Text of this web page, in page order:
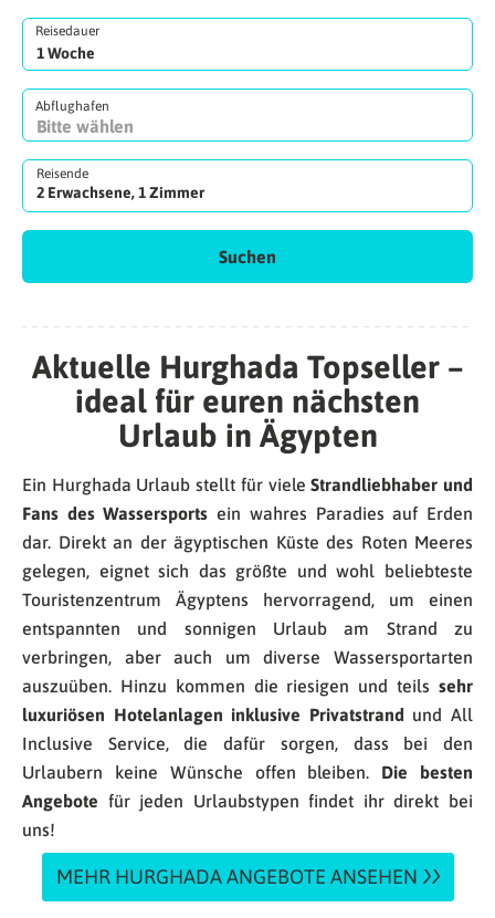
Reisedauer
Abflughafen
Reisende
2 Erwachsene, 1 Zimmer
Suchen
Aktuelle Hurghada Topseller –
ideal für euren nächsten
Urlaub in Ägypten
Ein Hurghada Urlaub stellt für viele Strandliebhaber und
Fans des Wassersports ein wahres Paradies auf Erden
dar. Direkt an der ägyptischen Küste des Roten Meeres
gelegen, eignet sich das größte und wohl beliebteste
Touristenzentrum Ägyptens hervorragend, um einen
entspannten und sonnigen Urlaub am Strand zu
verbringen, aber auch um diverse Wassersportarten
auszuüben. Hinzu kommen die riesigen und teils sehr
luxuriösen Hotelanlagen inklusive Privatstrand
und All
Inclusive Service, die dafür sorgen, dass bei den
Urlaubern keine Wünsche offen bleiben. Die besten
Angebote für jeden Urlaubstypen findet ihr direkt bei
uns!
MEHR HURGHADA ANGEBOTE ANSEHEN